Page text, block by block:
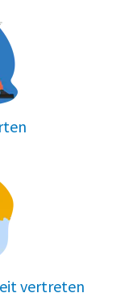
vertreten